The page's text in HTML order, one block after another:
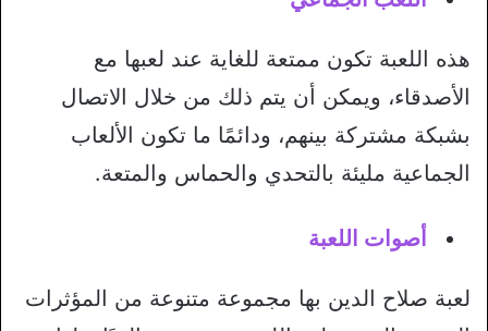
هذه اللعبة تكون ممتعة للغاية عند لعبها مع
الأصدقاء، ويمكن أن يتم ذلك من خلال الاتصال
بشبكة مشتركة بينهم، ودائمًا ما تكون الألعاب
الجماعية مليئة بالتحدي والحماس والمتعة.
أصوات اللعبة
لعبة صلاح الدين بها مجموعة متنوعة من المؤثرات